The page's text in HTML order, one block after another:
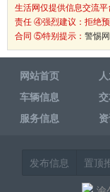
生活网仅提供信息交流
责任 ④强烈建议：拒绝
合同 ⑤特别提示： 警惕
网站首页
车辆信息
服务信息
发布信息 置顶